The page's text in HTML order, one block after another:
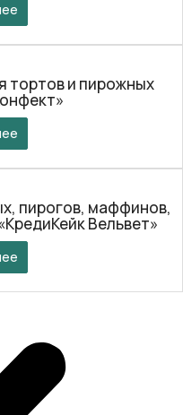
тортов и пирожных
пирогов, маффинов,
Вельвет»